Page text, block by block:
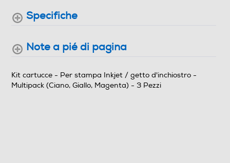
Informazioni sulla sicurezza del prodotto
Clicca qui
Specifiche
Note a pié di pagina
Kit cartucce - Per stampa Inkjet / getto d'inchiostro -
Multipack (Ciano, Giallo, Magenta) - 3 Pezzi